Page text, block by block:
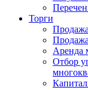
Торги
Аренда
Отбор